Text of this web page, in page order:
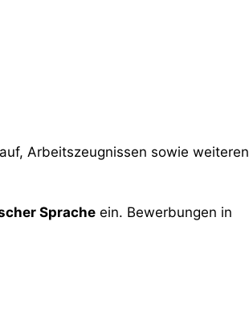
Arbeitszeugnissen sowie weiteren
Sprache ein. Bewerbungen in